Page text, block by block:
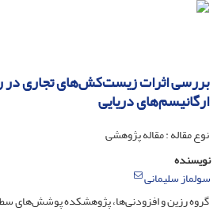
بررسی اثرات زیست‌کش‌های تجاری
ارگانیسم‌های دریایی
نوع مقاله : مقاله پژوهشی
نویسنده
سولماز سلیمانی
گروه رزین و افزودنی‌ها، پژوهشکده پوشش‌های